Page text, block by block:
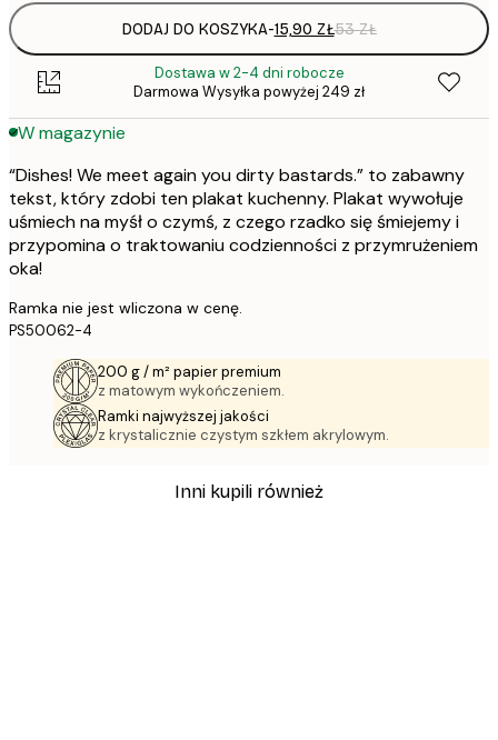
DODAJ DO KOSZYKA-15,90 ZŁ53 ZŁ
Dostawa w 2-4 dni robocze
Darmowa Wysyłka powyżej 249 zł
W magazynie
“Dishes! We meet again you dirty bastards.” to zabawny
tekst, który zdobi ten plakat kuchenny. Plakat wywołuje
uśmiech na myśł o czymś, z czego rzadko się śmiejemy i
przypomina o traktowaniu codzienności z przymrużeniem
oka!
Ramka nie jest wliczona w cenę.
PS50062-4
200 g / m² papier premium
z matowym wykończeniem.
Ramki najwyższej jakości
z krystalicznie czystym szkłem akrylowym.
Inni kupili również